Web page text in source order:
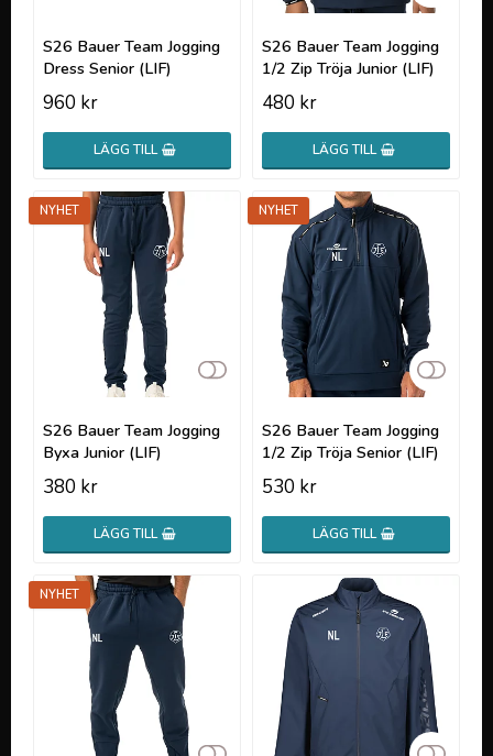
S26 Bauer Team Jogging
Dress Senior (LIF)
960 kr
LÄGG TILL
S26 Bauer Team Jogging
1/2 Zip Tröja Junior (LIF)
480 kr
LÄGG TILL
NYHET
S26 Bauer Team Jogging
Byxa Junior (LIF)
380 kr
LÄGG TILL
NYHET
S26 Bauer Team Jogging
1/2 Zip Tröja Senior (LIF)
530 kr
LÄGG TILL
NYHET